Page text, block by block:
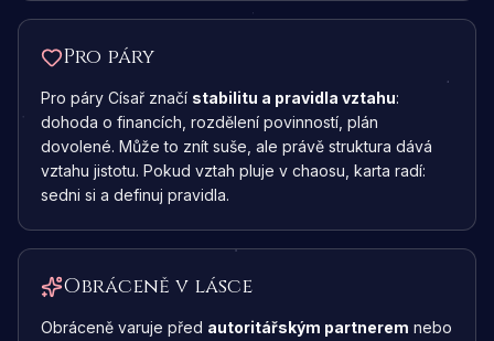
Pro páry
Pro páry Císař značí stabilitu a pravidla vztahu:
dohoda o financích, rozdělení povinností, plán
dovolené. Může to znít suše, ale právě struktura dává
vztahu jistotu. Pokud vztah pluje v chaosu, karta radí:
sedni si a definuj pravidla.
Obráceně v lásce
Obráceně varuje před autoritářským partnerem nebo